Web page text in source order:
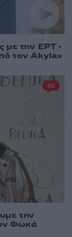
με την ΕΡΤ -
τον Akyla»
την
Φωκά
15